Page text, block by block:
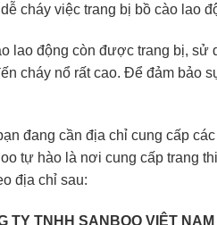
cháy việc trang bị bồ cào lao
lao động còn được trang bị, sử
cháy nổ rất cao. Để đảm bảo
đang cần địa chỉ cung cấp các
tự hào là nơi cung cấp trang
địa chỉ sau:
TY TNHH SANBOO VIỆT NAM